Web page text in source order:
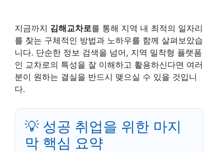
지금까지 김해교차로를 통해 지역 내 최적의 일자리
를 찾는 구체적인 방법과 노하우를 함께 살펴보았습
니다. 단순한 정보 검색을 넘어, 지역 밀착형 플랫폼
인 교차로의 특성을 잘 이해하고 활용하신다면 여러
분이 원하는 결실을 반드시 맺으실 수 있을 것입니
다.
💡 성공 취업을 위한 마지
막 핵심 요약